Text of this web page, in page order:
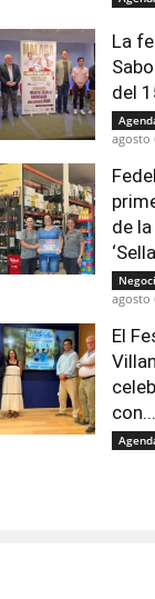
La
del
agosto
de
agosto
El
con...